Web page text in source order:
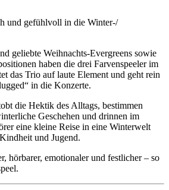
und gefühlvoll in die Winter-/
geliebte Weihnachts-Evergreens sowie
haben die drei Farvenspeeler im
das Trio auf laute Element und geht rein
in die Konzerte.
die Hektik des Alltags, bestimmen
Geschehen und drinnen im
eine kleine Reise in eine Winterwelt
und Jugend.
hörbarer, emotionaler und festlicher – so